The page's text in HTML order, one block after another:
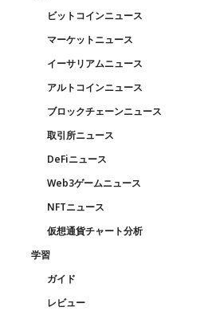
ビットコインニュース
マーケットニュース
イーサリアムニュース
アルトコインニュース
ブロックチェーンニュース
取引所ニュース
DeFiニュース
Web3ゲームニュース
NFTニュース
仮想通貨チャート分析
学習
ガイド
レビュー